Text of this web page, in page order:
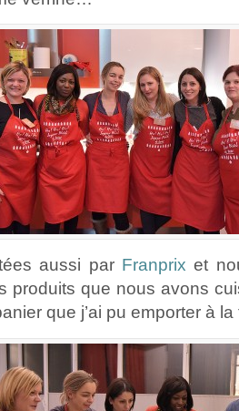
aussi par Franprix et
produits que nous avons
que j’ai pu emporter à